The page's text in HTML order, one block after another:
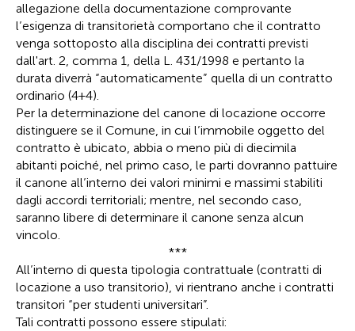
allegazione della documentazione comprovante
l’esigenza di transitorietà comportano che il contratto
venga sottoposto alla disciplina dei contratti previsti
dall'art. 2, comma 1, della L. 431/1998 e pertanto la
durata diverrà “automaticamente” quella di un contratto
ordinario (4+4).
Per la determinazione del canone di locazione occorre
distinguere se il Comune, in cui l’immobile oggetto del
contratto è ubicato, abbia o meno più di diecimila
abitanti poiché, nel primo caso, le parti dovranno pattuire
il canone all’interno dei valori minimi e massimi stabiliti
dagli accordi territoriali; mentre, nel secondo caso,
saranno libere di determinare il canone senza alcun
vincolo.
***
All’interno di questa tipologia contrattuale (contratti di
locazione a uso transitorio), vi rientrano anche i contratti
transitori “per studenti universitari”.
Tali contratti possono essere stipulati: